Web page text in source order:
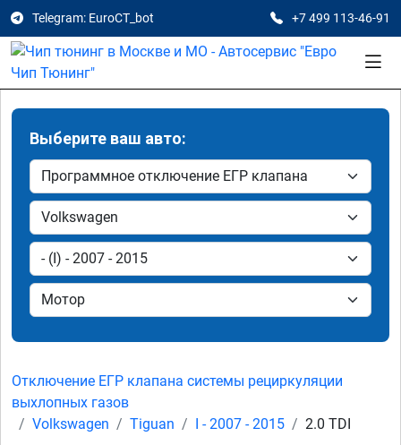
Telegram: EuroCT_bot +7 499 113-46-91
Выберите ваш авто:
Отключение ЕГР клапана системы рециркуляции
выхлопных газов
Volkswagen
Tiguan I - 2007 - 2015 2.0 TDI